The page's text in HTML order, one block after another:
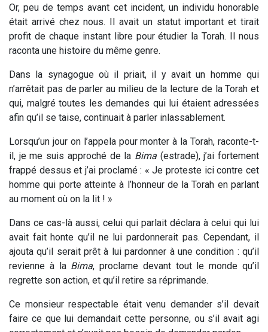
Or, peu de temps avant cet incident, un individu honorable
était arrivé chez nous. Il avait un statut important et tirait
profit de chaque instant libre pour étudier la Torah. Il nous
raconta une histoire du même genre.
Dans la synagogue où il priait, il y avait un homme qui
n’arrêtait pas de parler au milieu de la lecture de la Torah et
qui, malgré toutes les demandes qui lui étaient adressées
afin qu’il se taise, continuait à parler inlassablement.
Lorsqu’un jour on l’appela pour monter à la Torah, raconte-t-
il, je me suis approché de la Bima(estrade), j’ai fortement
frappé dessus et j’ai proclamé : « Je proteste ici contre cet
homme qui porte atteinte à l’honneur de la Torah en parlant
au moment où on la lit ! »
Dans ce cas-là aussi, celui qui parlait déclara à celui qui lui
avait fait honte qu’il ne lui pardonnerait pas. Cependant, il
ajouta qu’il serait prêt à lui pardonner à une condition : qu’il
revienne à laBima, proclame devant tout le monde qu’il
regrette son action, et qu’il retire sa réprimande.
Ce monsieur respectable était venu demander s’il devait
faire ce que lui demandait cette personne, ou s’il avait agi